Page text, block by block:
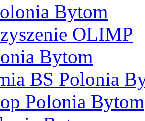
Bytom
OLIMP
Bytom
BS Polonia
Polonia Bytom